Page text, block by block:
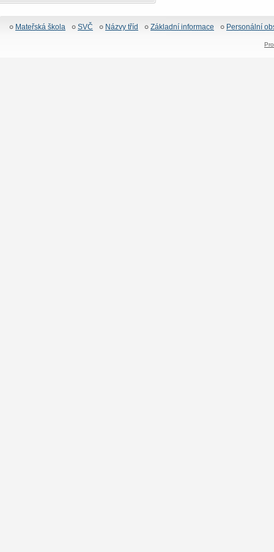
Mateřská škola SVČ Názvy tříd Základní informace Personální